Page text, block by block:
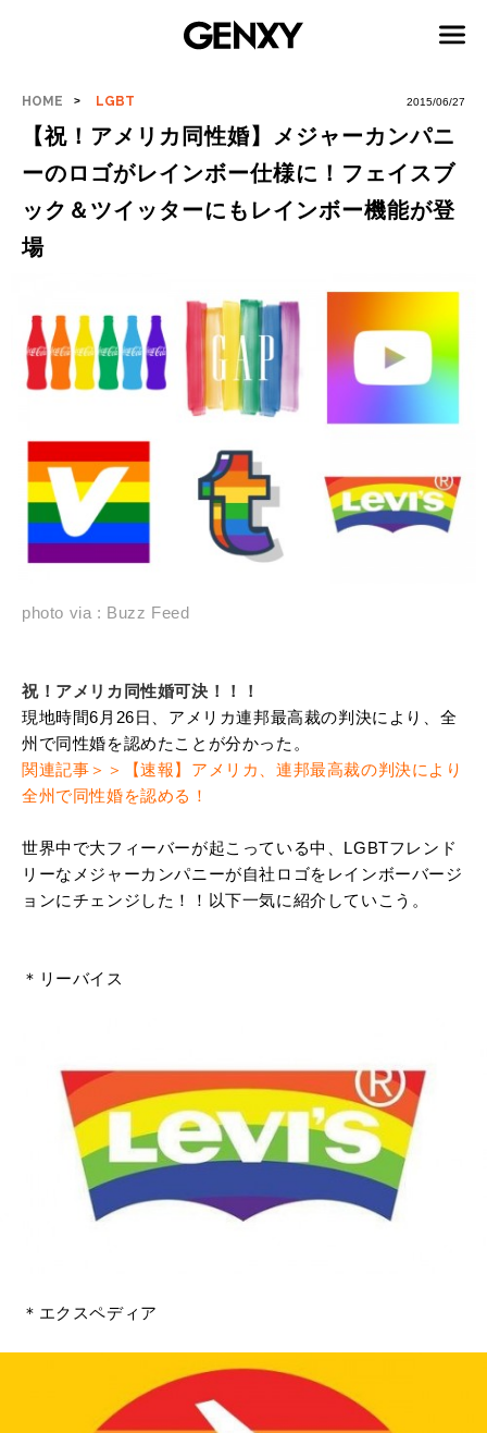
HOME LGBT 2015/06/27
【祝！アメリカ同性婚】メジャーカンパニ
ーのロゴがレインボー仕様に！フェイスブ
ック＆ツイッターにもレインボー機能が登
場
photo via : Buzz Feed
祝！アメリカ同性婚可決！！！
現地時間6月26日、アメリカ連邦最高裁の判決により、全
州で同性婚を認めたことが分かった。
関連記事＞＞【速報】アメリカ、連邦最高裁の判決により
全州で同性婚を認める！
世界中で大フィーバーが起こっている中、LGBTフレンド
リーなメジャーカンパニーが自社ロゴをレインボーバージ
ョンにチェンジした！！以下一気に紹介していこう。
＊リーバイス
＊エクスペディア